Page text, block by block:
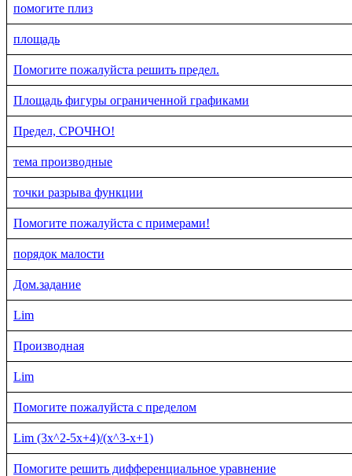
помогите плиз
площадь
Помогите пожалуйста решить предел.
Площадь фигуры ограниченной графиками
Предел, СРОЧНО!
тема производные
точки разрыва функции
Помогите пожалуйста с примерами!
порядок малости
Дом.задание
Lim
Производная
Lim
Помогите пожалуйста с пределом
Lim (3x^2-5x+4)/(x^3-x+1)
Помогите решить дифференциальное уравнение